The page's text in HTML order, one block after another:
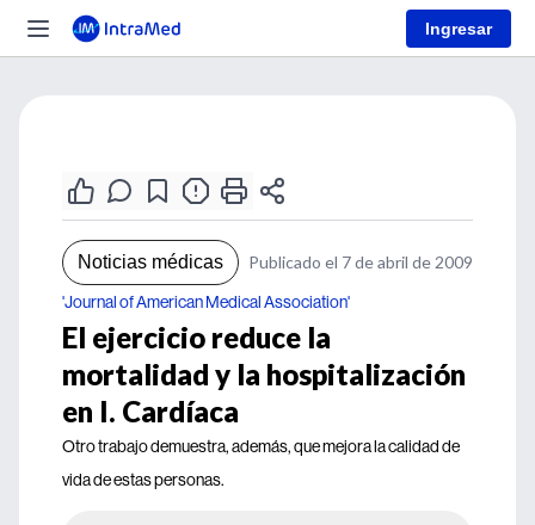
Ingresar
Noticias médicas Publicado el 7 de abril de 2009
'Journal of American Medical Association'
El ejercicio reduce la
mortalidad y la hospitalización
en I. Cardíaca
Otro trabajo demuestra, además, que mejora la calidad de
vida de estas personas.